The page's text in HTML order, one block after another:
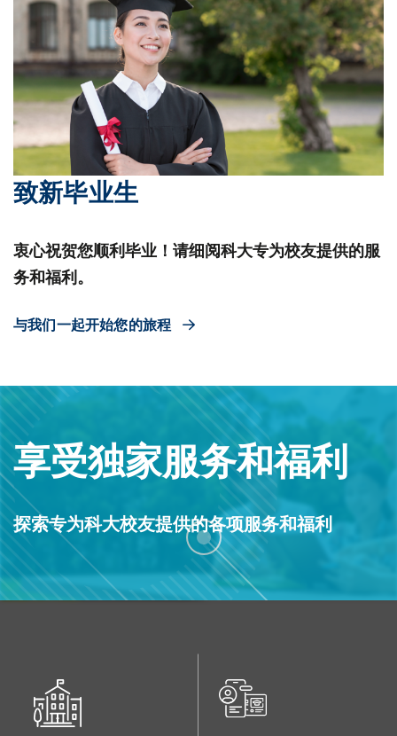
致新毕业生
衷心祝贺您顺利毕业！请细阅科大专为校友提供的服
务和福利。
与我们一起开始您的旅程
享受独家服务和福利
探索专为科大校友提供的各项服务和福利